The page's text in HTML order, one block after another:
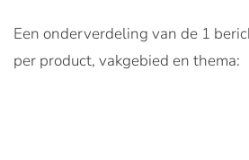
Een onderverdeling van de 1
per product, vakgebied en thema: